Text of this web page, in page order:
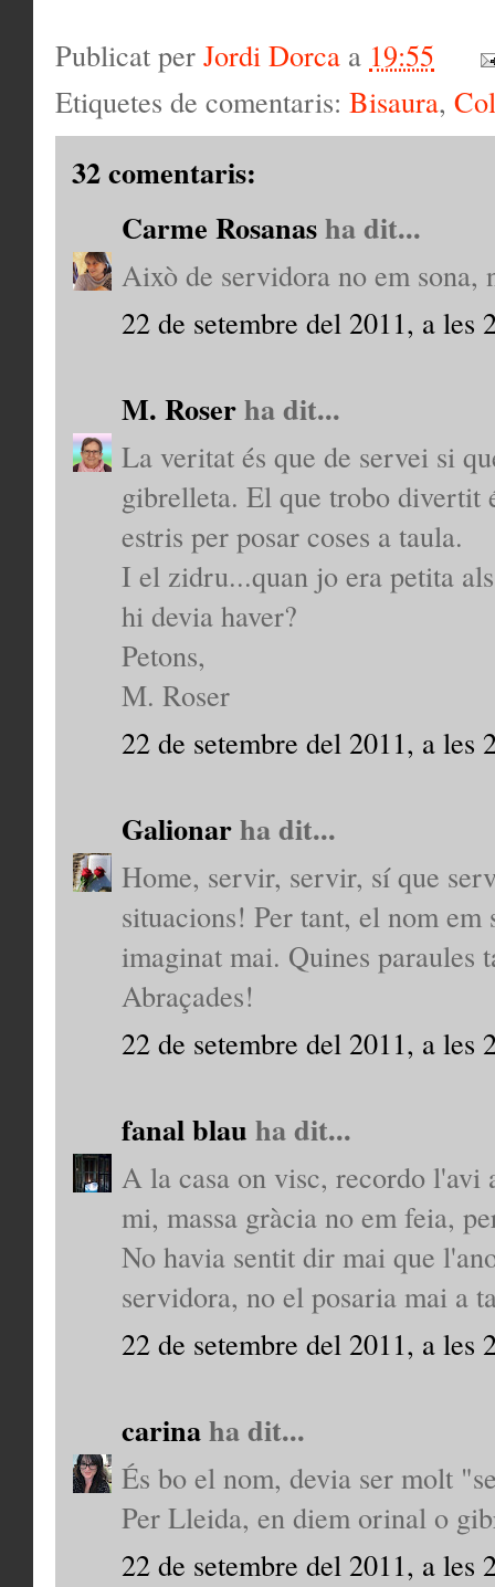
Publicat per Jordi Dorca a 19:55
Etiquetes de comentaris: Bisaura,
32 comentaris:
Carme Rosanasha dit...
Això de servidora no em sona,
22 de setembre del 2011, a les
M. Roserha dit...
La veritat és que de servei si
gibrelleta. El que trobo divertit
estris per posar coses a taula.
I el zidru...quan jo era petita
hi devia haver?
Petons,
M. Roser
22 de setembre del 2011, a les
Galionarha dit...
Home, servir, servir, sí que
situacions! Per tant, el nom
imaginat mai. Quines paraules
Abraçades!
22 de setembre del 2011, a les
fanal blau ha dit...
A la casa on visc, recordo
mi, massa gràcia no em feia,
No havia sentit dir mai que
servidora, no el posaria mai a
22 de setembre del 2011, a les
carinaha dit...
És bo el nom, devia ser molt
Per Lleida, en diem orinal o
22 de setembre del 2011, a les